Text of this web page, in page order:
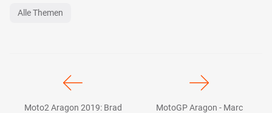
Alle Themen
Moto2 Aragon 2019: Brad
MotoGP Aragon - Marc